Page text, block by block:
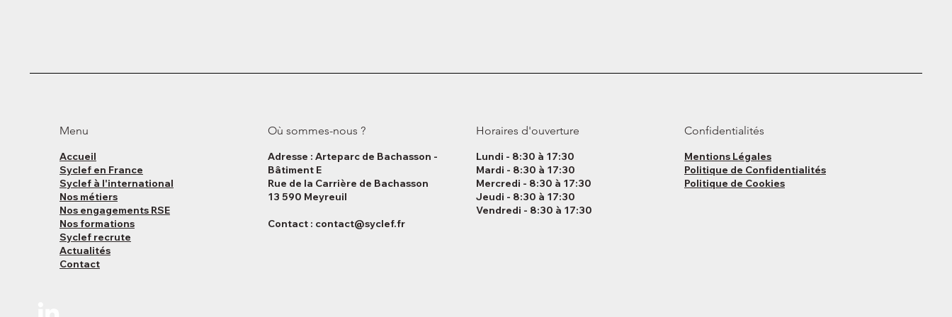
Menu
Accueil
Syclef en France
Syclef à l'international
Nos métiers
Nos engagements RSE
Nos formations
Syclef recrute
Actualités
Contact
Où sommes-nous ?
Adresse : Arteparc de Bachasson -
Bâtiment E
Rue de la Carrière de Bachasson
13 590 Meyreuil
Contact : contact@syclef.fr
Horaires d'ouverture
Lundi - 8:30 à 17:30
Mardi - 8:30 à 17:30
Mercredi - 8:30 à 17:30
Jeudi - 8:30 à 17:30
Vendredi - 8:30 à 17:30
Confidentialités
Mentions Légales
Politique de Confidentialités
Politique de Cookies